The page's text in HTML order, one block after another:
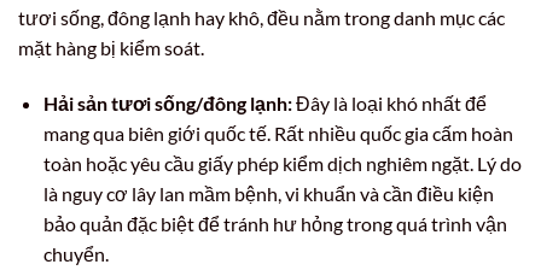
tươi sống, đông lạnh hay khô, đều nằm trong danh mục các
mặt hàng bị kiểm soát.
Hải sản tươi sống/đông lạnh:Đây là loại khó nhất để
mang qua biên giới quốc tế. Rất nhiều quốc gia cấm hoàn
toàn hoặc yêu cầu giấy phép kiểm dịch nghiêm ngặt. Lý do
là nguy cơ lây lan mầm bệnh, vi khuẩn và cần điều kiện
bảo quản đặc biệt để tránh hư hỏng trong quá trình vận
chuyển.